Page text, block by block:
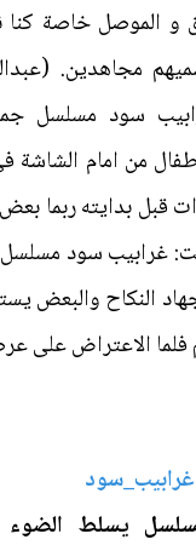
و الموصل خاصة كنا
مجاهدين.
سود مسلسل
من امام
قبل بدايته ربما بعض
غرابيب سود
النكاح والبعض
فلما الاعتراض على
يسلط الضوء